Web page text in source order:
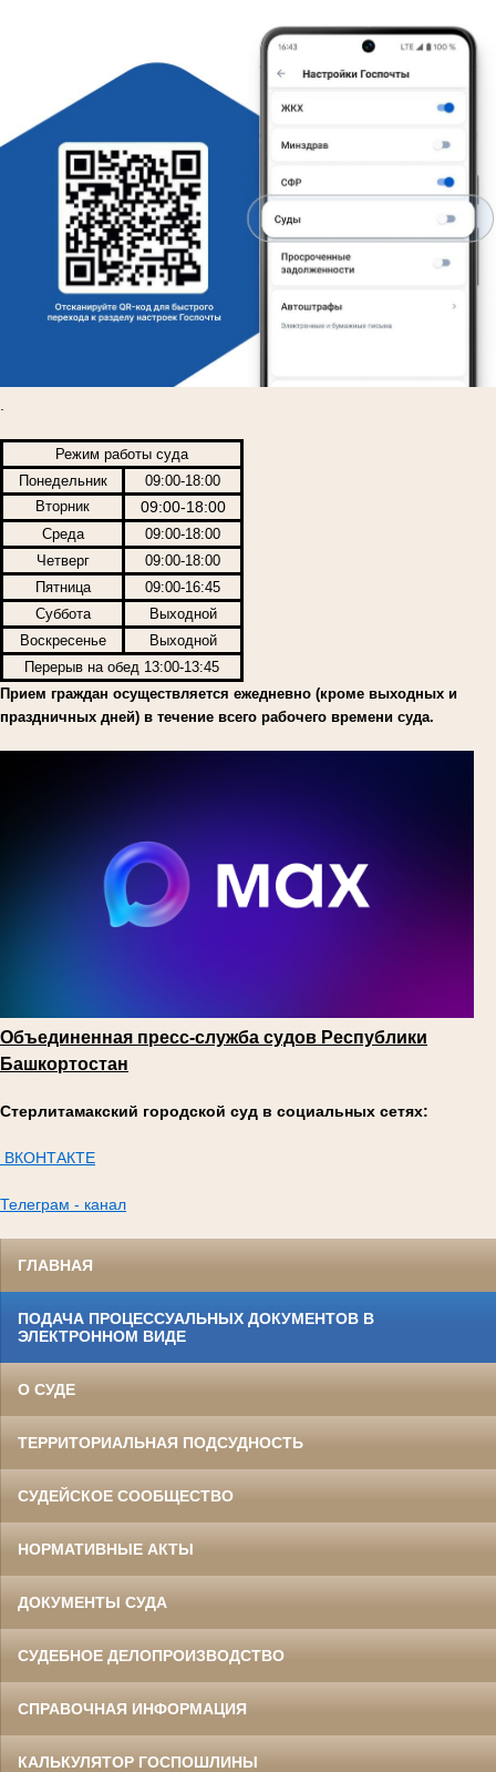
Режим работы суда
Понедельник
09:00-18:00
Вторник
09:00-18:00
Среда
09:00-18:00
Четверг
09:00-18:00
Пятница
09:00-16:45
Суббота
Выходной
Воскресенье
Выходной
Перерыв на обед 13:00-13:45
Прием граждан осуществляется ежедневно (кроме выходных и
праздничных дней) в течение всего рабочего времени суда.
Объединенная пресс-служба судов Республики
Башкортостан
Стерлитамакский городской суд в социальных сетях:
ВКОНТАКТЕ
Телеграм - канал
ГЛАВНАЯ
ПОДАЧА ПРОЦЕССУАЛЬНЫХ ДОКУМЕНТОВ В
ЭЛЕКТРОННОМ ВИДЕ
О СУДЕ
ТЕРРИТОРИАЛЬНАЯ ПОДСУДНОСТЬ
СУДЕЙСКОЕ СООБЩЕСТВО
НОРМАТИВНЫЕ АКТЫ
ДОКУМЕНТЫ СУДА
СУДЕБНОЕ ДЕЛОПРОИЗВОДСТВО
СПРАВОЧНАЯ ИНФОРМАЦИЯ
КАЛЬКУЛЯТОР ГОСПОШЛИНЫ